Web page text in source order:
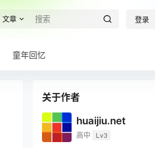
文章 登录
童年回忆
关于作者
huaijiu.net
高中 Lv3